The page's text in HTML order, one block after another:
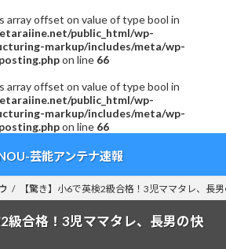
array offset on value of type bool in
public_html/wp-
markup/includes/meta/wp-
on line 66
array offset on value of type bool in
public_html/wp-
markup/includes/meta/wp-
on line 66
芸能アンテナ速報
【驚き】小6で英検2級合格！3児ママタレ、長
2級合格！3児ママタレ、長男の快